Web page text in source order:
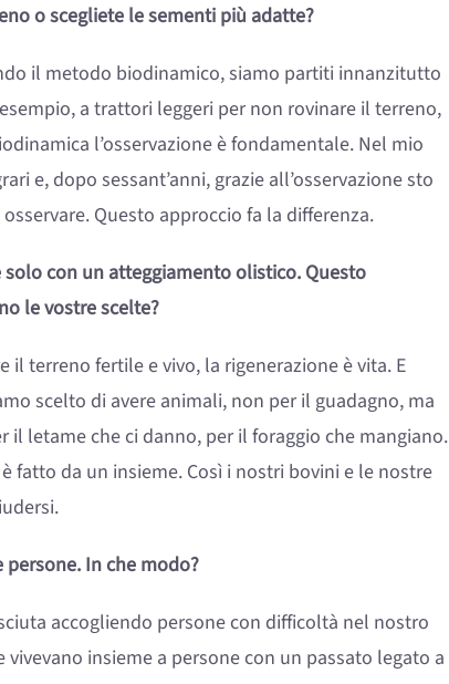
o scegliete le sementi più adatte?
il metodo biodinamico, siamo partiti innanzitutto
a trattori leggeri per non rovinare il terreno,
l’osservazione è fondamentale. Nel mio
e, dopo sessant’anni, grazie all’osservazione sto
Questo approccio fa la differenza.
con un atteggiamento olistico. Questo
le vostre scelte?
terreno fertile e vivo, la rigenerazione è vita. E
scelto di avere animali, non per il guadagno, ma
letame che ci danno, per il foraggio che mangiano.
da un insieme. Così i nostri bovini e le nostre
In che modo?
accogliendo persone con difficoltà nel nostro
insieme a persone con un passato legato a